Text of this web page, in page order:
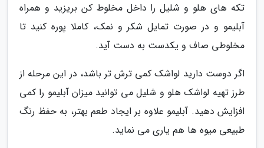
تکه های هلو و شلیل را داخل مخلوط کن بریزید و همراه
آبلیمو و در صورت تمایل شکر و نمک، کاملا پوره کنید تا
مخلوطی صاف و یکدست به دست آید.
اگر دوست دارید لواشک کمی ترش تر باشد، در این مرحله از
طرز تهیه لواشک هلو و شلیل می توانید میزان آبلیمو را کمی
افزایش دهید. آبلیمو علاوه بر ایجاد طعم بهتر، به حفظ رنگ
طبیعی میوه ها هم یاری می نماید.